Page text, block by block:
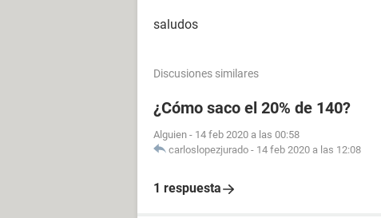
saludos
Discusiones similares
¿Cómo saco el 20% de 140?
Alguien - 14 feb 2020 a las 00:58
carloslopezjurado - 14 feb 2020 a las 12:08
1 respuesta